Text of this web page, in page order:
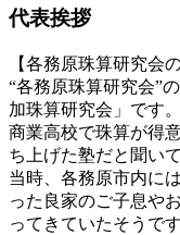
代表挨拶
【各務原珠算研究会
“各務原珠算研究会”
加珠算研究会」です。
商業高校で珠算が得
ち上げた塾だと聞い
当時、各務原市内に
った良家のご子息や
ってきていたそうです